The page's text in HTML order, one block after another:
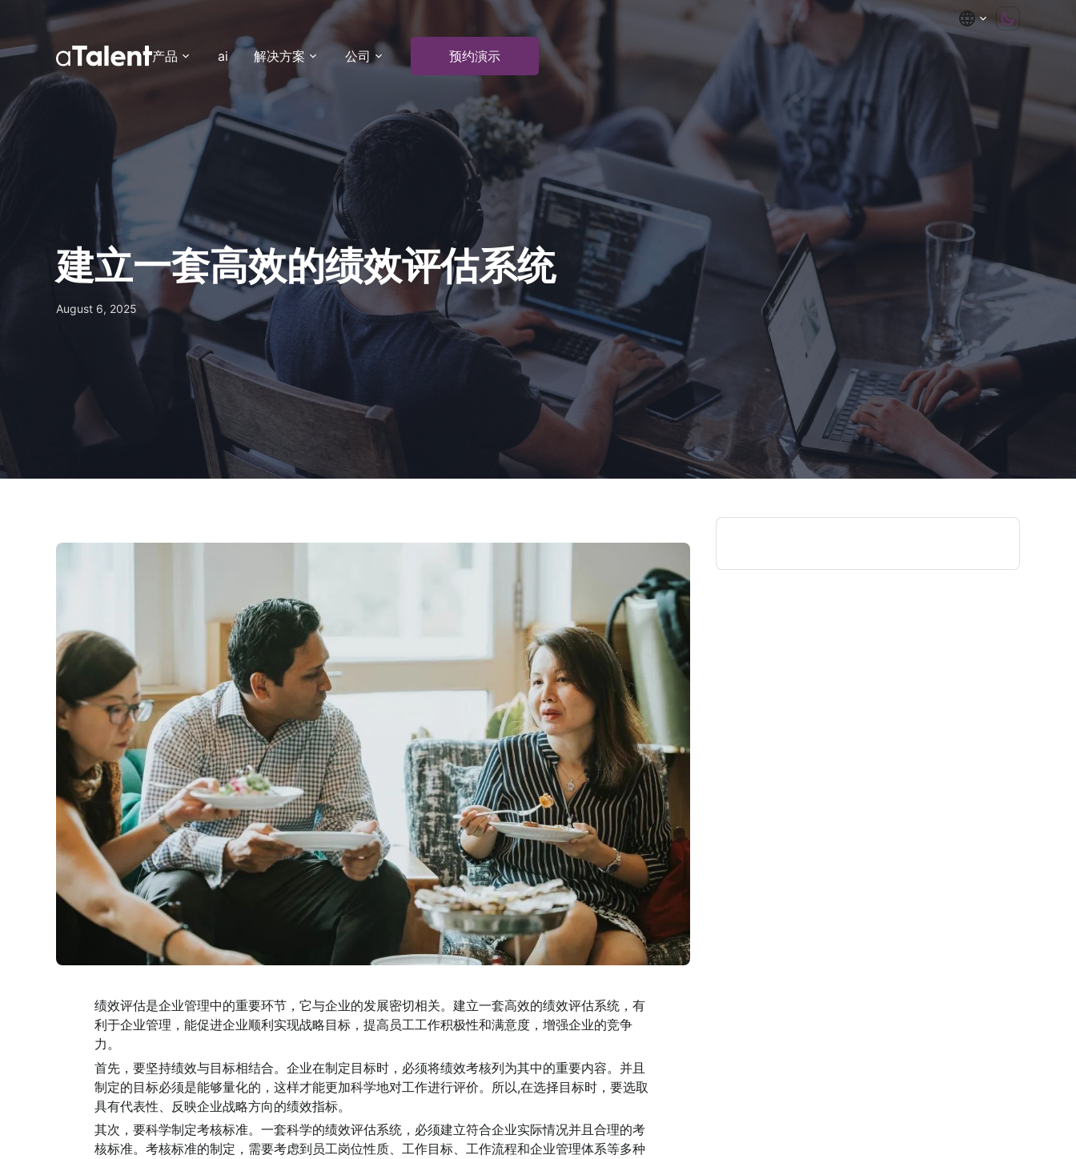
产品 ai 解决方案 公司 预约演示
建立一套高效的绩效评估系统
August 6, 2025
绩效评估是企业管理中的重要环节，它与企业的发展密切相关。建立一套高效的绩效评估系统，有
利于企业管理，能促进企业顺利实现战略目标，提高员工工作积极性和满意度，增强企业的竞争
力。
首先，要坚持绩效与目标相结合。企业在制定目标时，必须将绩效考核列为其中的重要内容。并且
制定的目标必须是能够量化的，这样才能更加科学地对工作进行评价。所以,在选择目标时，要选取
具有代表性、反映企业战略方向的绩效指标。
其次，要科学制定考核标准。一套科学的绩效评估系统，必须建立符合企业实际情况并且合理的考
核标准。考核标准的制定，需要考虑到员工岗位性质、工作目标、工作流程和企业管理体系等多种